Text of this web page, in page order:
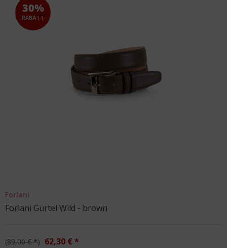
30%
RABATT
Forlani
Forlani Gürtel Wild - brown
89,00 € * 62,30 € *